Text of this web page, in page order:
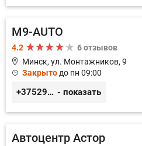
M9-AUTO
4.2
6 отзывов
Минск, ул. Монтажников, 9
Закрыто до пн 09:00
+375299395764 - показать
Автоцентр Астор